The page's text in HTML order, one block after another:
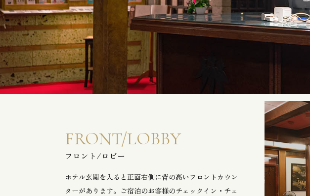
FRONT/LOBBY
フロント/ロビー
ホテル玄関を入ると正面右側に背の高いフロントカウン
ターがあります。ご宿泊のお客様のチェックイン・チェ